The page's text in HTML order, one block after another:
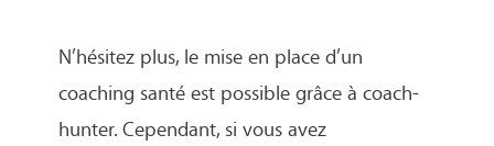
N’hésitez plus, le mise en place d’un
coaching santé est possible grâce à coach-
hunter. Cependant, si vous avez